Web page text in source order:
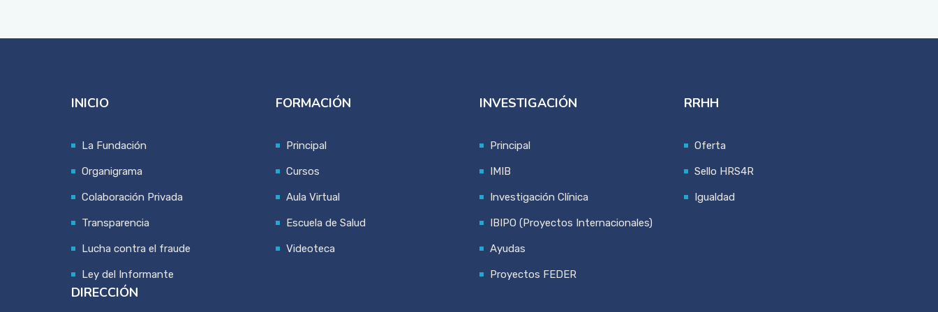
INICIO
La Fundación
Organigrama
Colaboración Privada
Transparencia
Lucha contra el fraude
Ley del Informante
FORMACIÓN
Principal
Cursos
Aula Virtual
Escuela de Salud
Videoteca
INVESTIGACIÓN
Principal
IMIB
Investigación Clínica
IBIPO (Proyectos Internacionales)
Ayudas
Proyectos FEDER
RRHH
Oferta
Sello HRS4R
Igualdad
DIRECCIÓN